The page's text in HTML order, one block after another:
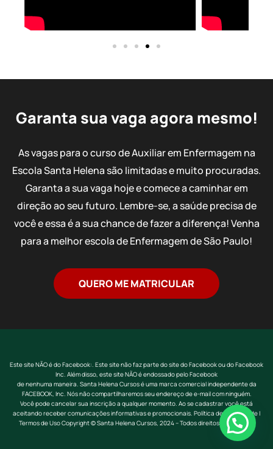
Garanta sua vaga agora mesmo!
As vagas para o curso de Auxiliar em Enfermagem na
Escola Santa Helena são limitadas e muito procuradas.
Garanta a sua vaga hoje e comece a caminhar em
direção ao seu futuro. Lembre-se, a saúde precisa de
você e essa é a sua chance de fazer a diferença! Venha
para a melhor escola de Enfermagem de São Paulo!
QUERO ME MATRICULAR
Este site NÃO é do Facebook:. Este site não faz parte do site do Facebook ou do Facebook
Inc. Além disso, este site NÃO é endossado pelo Facebook
de nenhuma maneira. Santa Helena Cursos é uma marca comercial independente da
FACEBOOK, Inc. Nós não compartilharemos seu endereço de e-mail com ninguém.
Você pode cancelar sua inscrição a qualquer momento. Ao se cadastrar você está
aceitando receber comunicações informativas e promocionais. Política de Privacidade |
Termos de Uso Copyright © Santa Helena Cursos, 2024 – Todos direitos reservados.